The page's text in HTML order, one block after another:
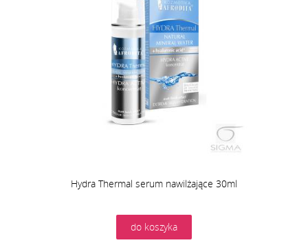
Hydra Thermal serum nawilżające 30ml
do koszyka